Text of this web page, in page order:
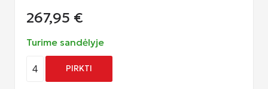
267,95 €
Turime sandėlyje
4 PIRKTI